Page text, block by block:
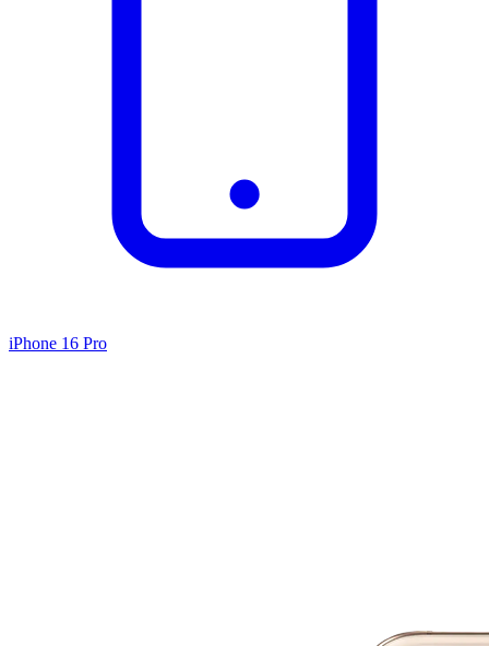
iPhone 16 Pro